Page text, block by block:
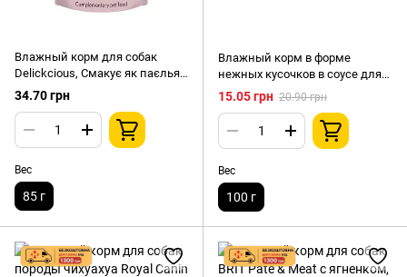
Влажный корм для собак
Delickcious, Смакує як паєлья
з куркою (с куриным филе,
рисом, морковью и
болгарским перцем в соусе),
34.70 грн
Вес
85 г
Влажный корм в форме
нежных кусочков в соусе для
взрослых собак малых пород
Клуб 4 Лапы Premium с
ягненком, 100 г
15.05 грн 20.90 грн
Вес
100 г